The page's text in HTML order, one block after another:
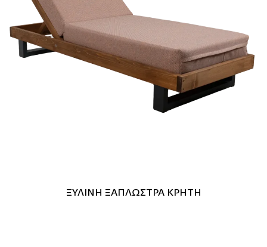
ΞΥΛΙΝΗ ΞΑΠΛΩΣΤΡΑ ΚΡΗΤΗ